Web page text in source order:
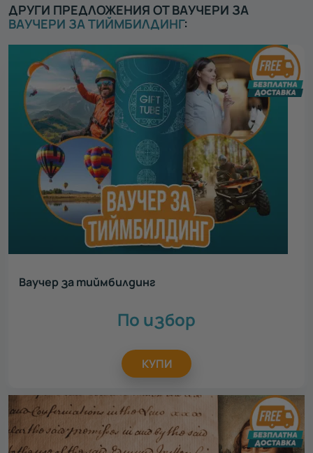
ДРУГИ ПРЕДЛОЖЕНИЯ ОТ ВАУЧЕРИ ЗА
ВАУЧЕРИ ЗА ТИЙМБИЛДИНГ:
Ваучер за тиймбилдинг
По избор
КУПИ